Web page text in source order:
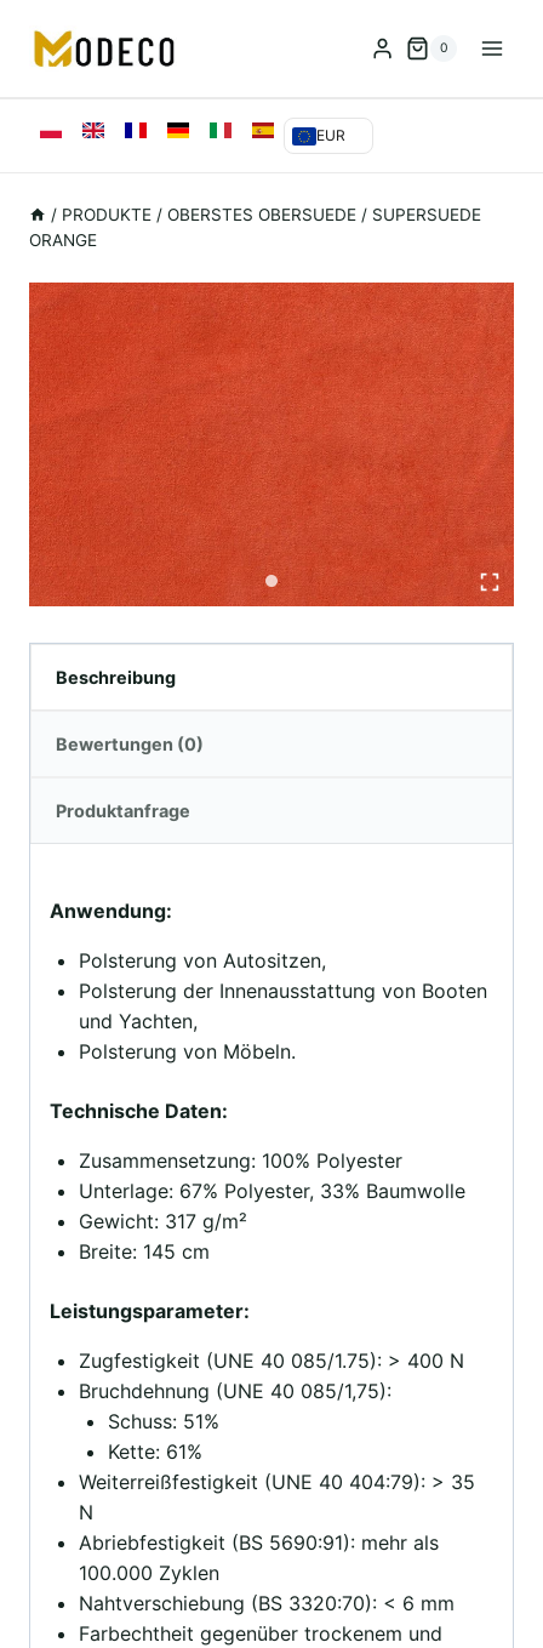
Inhalt
springen
0
EUR
/ PRODUKTE / OBERSTES OBERSUEDE / SUPERSUEDE
ORANGE
Beschreibung
Bewertungen (0)
Produktanfrage
Anwendung:
Polsterung von Autositzen,
Polsterung der Innenausstattung von Booten
und Yachten,
Polsterung von Möbeln.
Technische Daten:
Zusammensetzung: 100% Polyester
Unterlage: 67% Polyester, 33% Baumwolle
Gewicht: 317 g/m²
Breite: 145 cm
Leistungsparameter:
Zugfestigkeit (UNE 40 085/1.75): > 400 N
Bruchdehnung (UNE 40 085/1,75):
Schuss: 51%
Kette: 61%
Weiterreißfestigkeit (UNE 40 404:79): > 35
N
Abriebfestigkeit (BS 5690:91): mehr als
100.000 Zyklen
Nahtverschiebung (BS 3320:70): < 6 mm
Farbechtheit gegenüber trockenem und